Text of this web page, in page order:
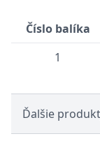
Číslo balíka
1
Ďalšie